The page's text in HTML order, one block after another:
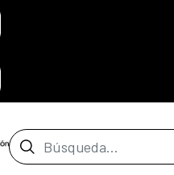
Barra de búsqueda